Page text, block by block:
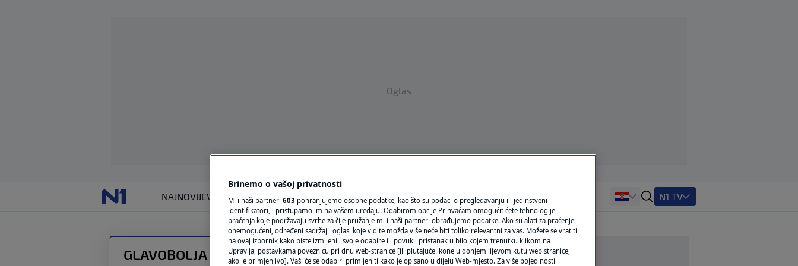
Oglas
NAJNOVIJEVIJESTI SVIJET
VRIJEME
N1 TEME
REGIJA
N1 TV
GLAVOBOLJA
Brinemo o vašoj privatnosti
Mi i naši partneri 603 pohranjujemo osobne podatke, kao što su podaci o pregledavanju ili jedinstveni
identifikatori, i pristupamo im na vašem uređaju. Odabirom opcije Prihvaćam omogućit ćete tehnologije
praćenja koje podržavaju svrhe za čije pružanje mi i naši partneri obrađujemo podatke. Ako su alati za praćenje
onemogućeni, određeni sadržaj i oglasi koje vidite možda više neće biti toliko relevantni za vas. Možete se vratiti
na ovaj izbornik kako biste izmijenili svoje odabire ili povukli pristanak u bilo kojem trenutku klikom na
Upravljaj postavkama poveznicu pri dnu web-stranice [ili plutajuće ikone u donjem lijevom kutu web stranice,
ako je primjenjivo]. Vaši će se odabiri primijeniti kako je opisano u dijelu Web-mjesto. Za više pojedinosti